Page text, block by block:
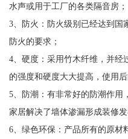
水声或用于工厂的各类隔音房；
3、防火：防火级别已经达到国
防火的要求；
4、硬度：采用竹木纤维，并经
的强度和硬度大大提高，使用后
5、防潮：有非常好的防潮作用
家居解决了墙体渗漏形成装修发
6、绿色环保：产品所有的原材